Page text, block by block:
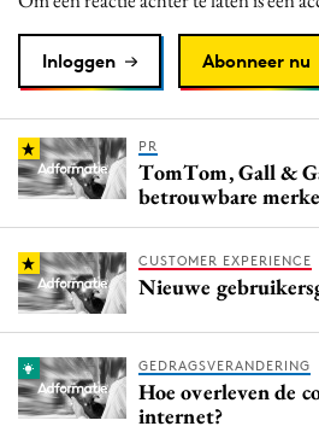
Reputatie & crisis
Inloggen Abonneer nu
PR
TomTom, Gall &
betrouwbare
CUSTOMER EXPERIENCE
Nieuwe
GEDRAGSVERANDERING
Hoe overleven de
internet?